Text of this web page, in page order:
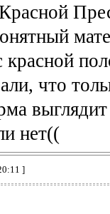
красной
что
нет((
]